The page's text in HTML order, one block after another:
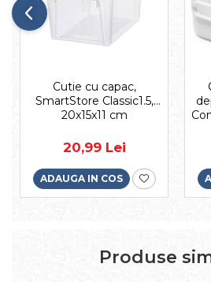
Cutie cu capac,
SmartStore Classic1.5,
20x15x11 cm
20,99 Lei
ADAUGA IN COS
Produse